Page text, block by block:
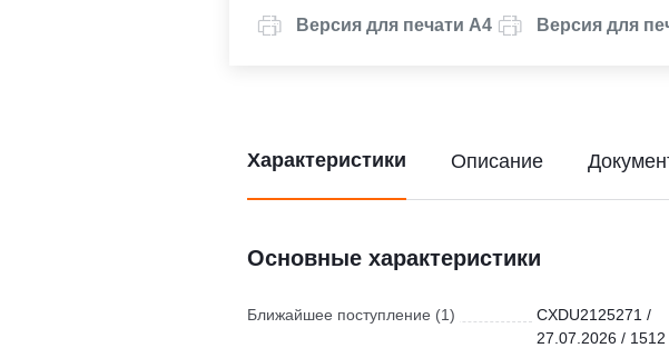
Версия для печати А4 Версия для
Характеристики
Основные характеристики
Ближайшее поступление (1)
CXDU2125271 /
27.07.2026 / 1512
Описание